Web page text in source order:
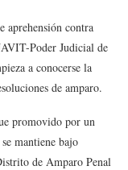
aprehensión contra
Poder Judicial de
a conocerse la
de amparo.
promovido por un
mantiene bajo
de Amparo Penal